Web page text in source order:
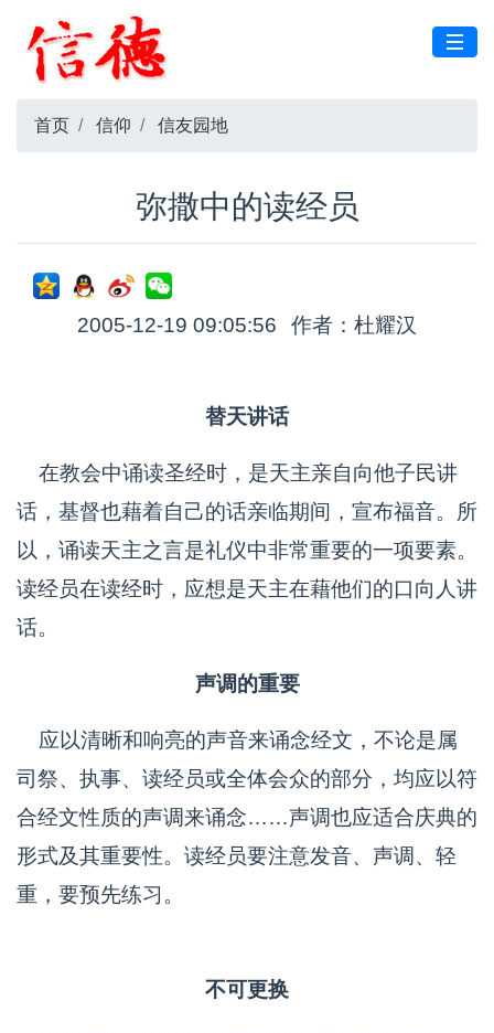
首页 信仰 信友园地
弥撒中的读经员
2005-12-19 09:05:56 作者：杜耀汉
替天讲话
在教会中诵读圣经时，是天主亲自向他子民讲
话，基督也藉着自己的话亲临期间，宣布福音。所
以，诵读天主之言是礼仪中非常重要的一项要素。
读经员在读经时，应想是天主在藉他们的口向人讲
话。
声调的重要
应以清晰和响亮的声音来诵念经文，不论是属
司祭、执事、读经员或全体会众的部分，均应以符
合经文性质的声调来诵念……声调也应适合庆典的
形式及其重要性。读经员要注意发音、声调、轻
重，要预先练习。
不可更换